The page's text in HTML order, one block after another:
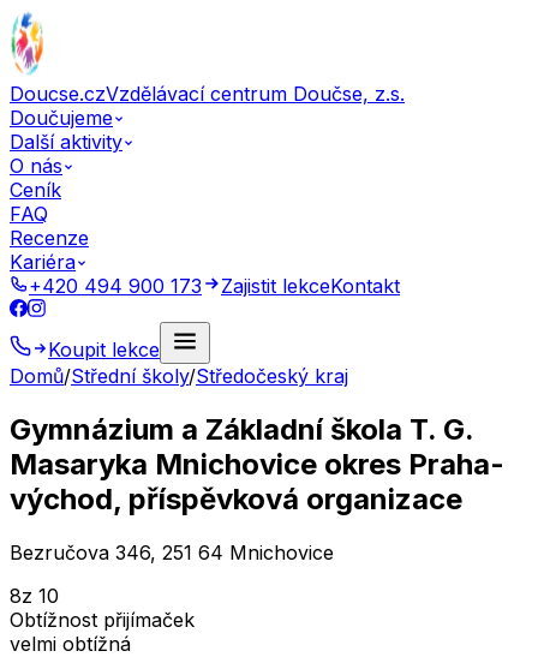
Doucse.czVzdělávací centrum Doučse, z.s.
Doučujeme
Další aktivity
O nás
Ceník
FAQ
Recenze
Kariéra
+420 494 900 173
Zajistit lekceKontakt
Koupit lekce
Domů/Střední školy/Středočeský kraj
Gymnázium a Základní škola T. G.
Masaryka Mnichovice okres Praha-
východ, příspěvková organizace
Bezručova 346, 251 64 Mnichovice
8z 10
Obtížnost přijímaček
velmi obtížná